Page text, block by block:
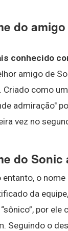
do
conhecido
amigo de
Criado como
admiração"
vez no
do Sonic
entanto, o
da
por ele
Seguindo o